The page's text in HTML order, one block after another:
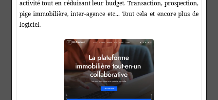
activité tout en réduisant leur budget. Transaction, prospection,
pige immobilière, inter-agence etc... Tout cela et encore plus de
logiciel.